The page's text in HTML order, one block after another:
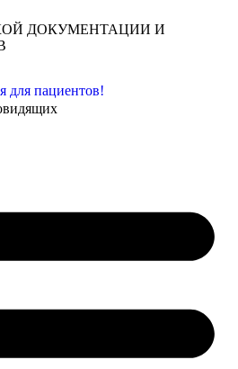
ДОКУМЕНТАЦИИ И
для пациентов!